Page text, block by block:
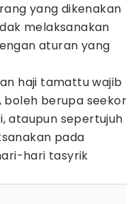
yang dikenakan
melaksanakan
aturan yang
haji tamattu wajib
boleh berupa seekor
ataupun sepertujuh
pada
hari tasyrik